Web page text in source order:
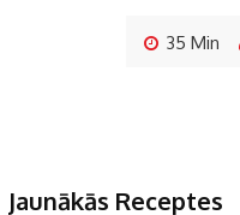
35 Min
Jaunākās Receptes